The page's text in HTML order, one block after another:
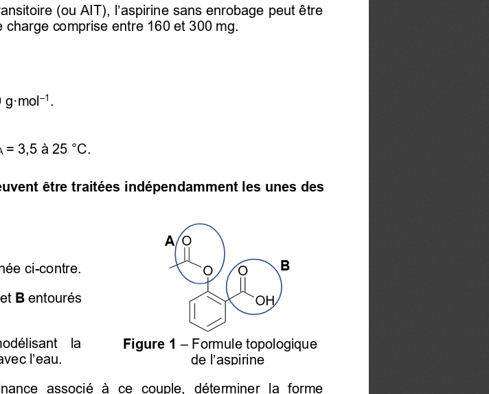
(ou AIT) , l’aspirine sans enrobage peut être
comprise entre 160 et 300 mg.
–1
= 3,5 à 25 °C.
être traitées indépendamment les unes des
ci-contre.
et B entourés
la
l’eau.
associé  à  ce  couple,  déterminer  la  forme
Figure 1 – Formule topologique
de l’aspirine
A
B